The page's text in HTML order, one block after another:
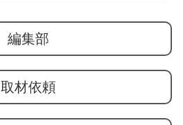
編集部
取材依頼